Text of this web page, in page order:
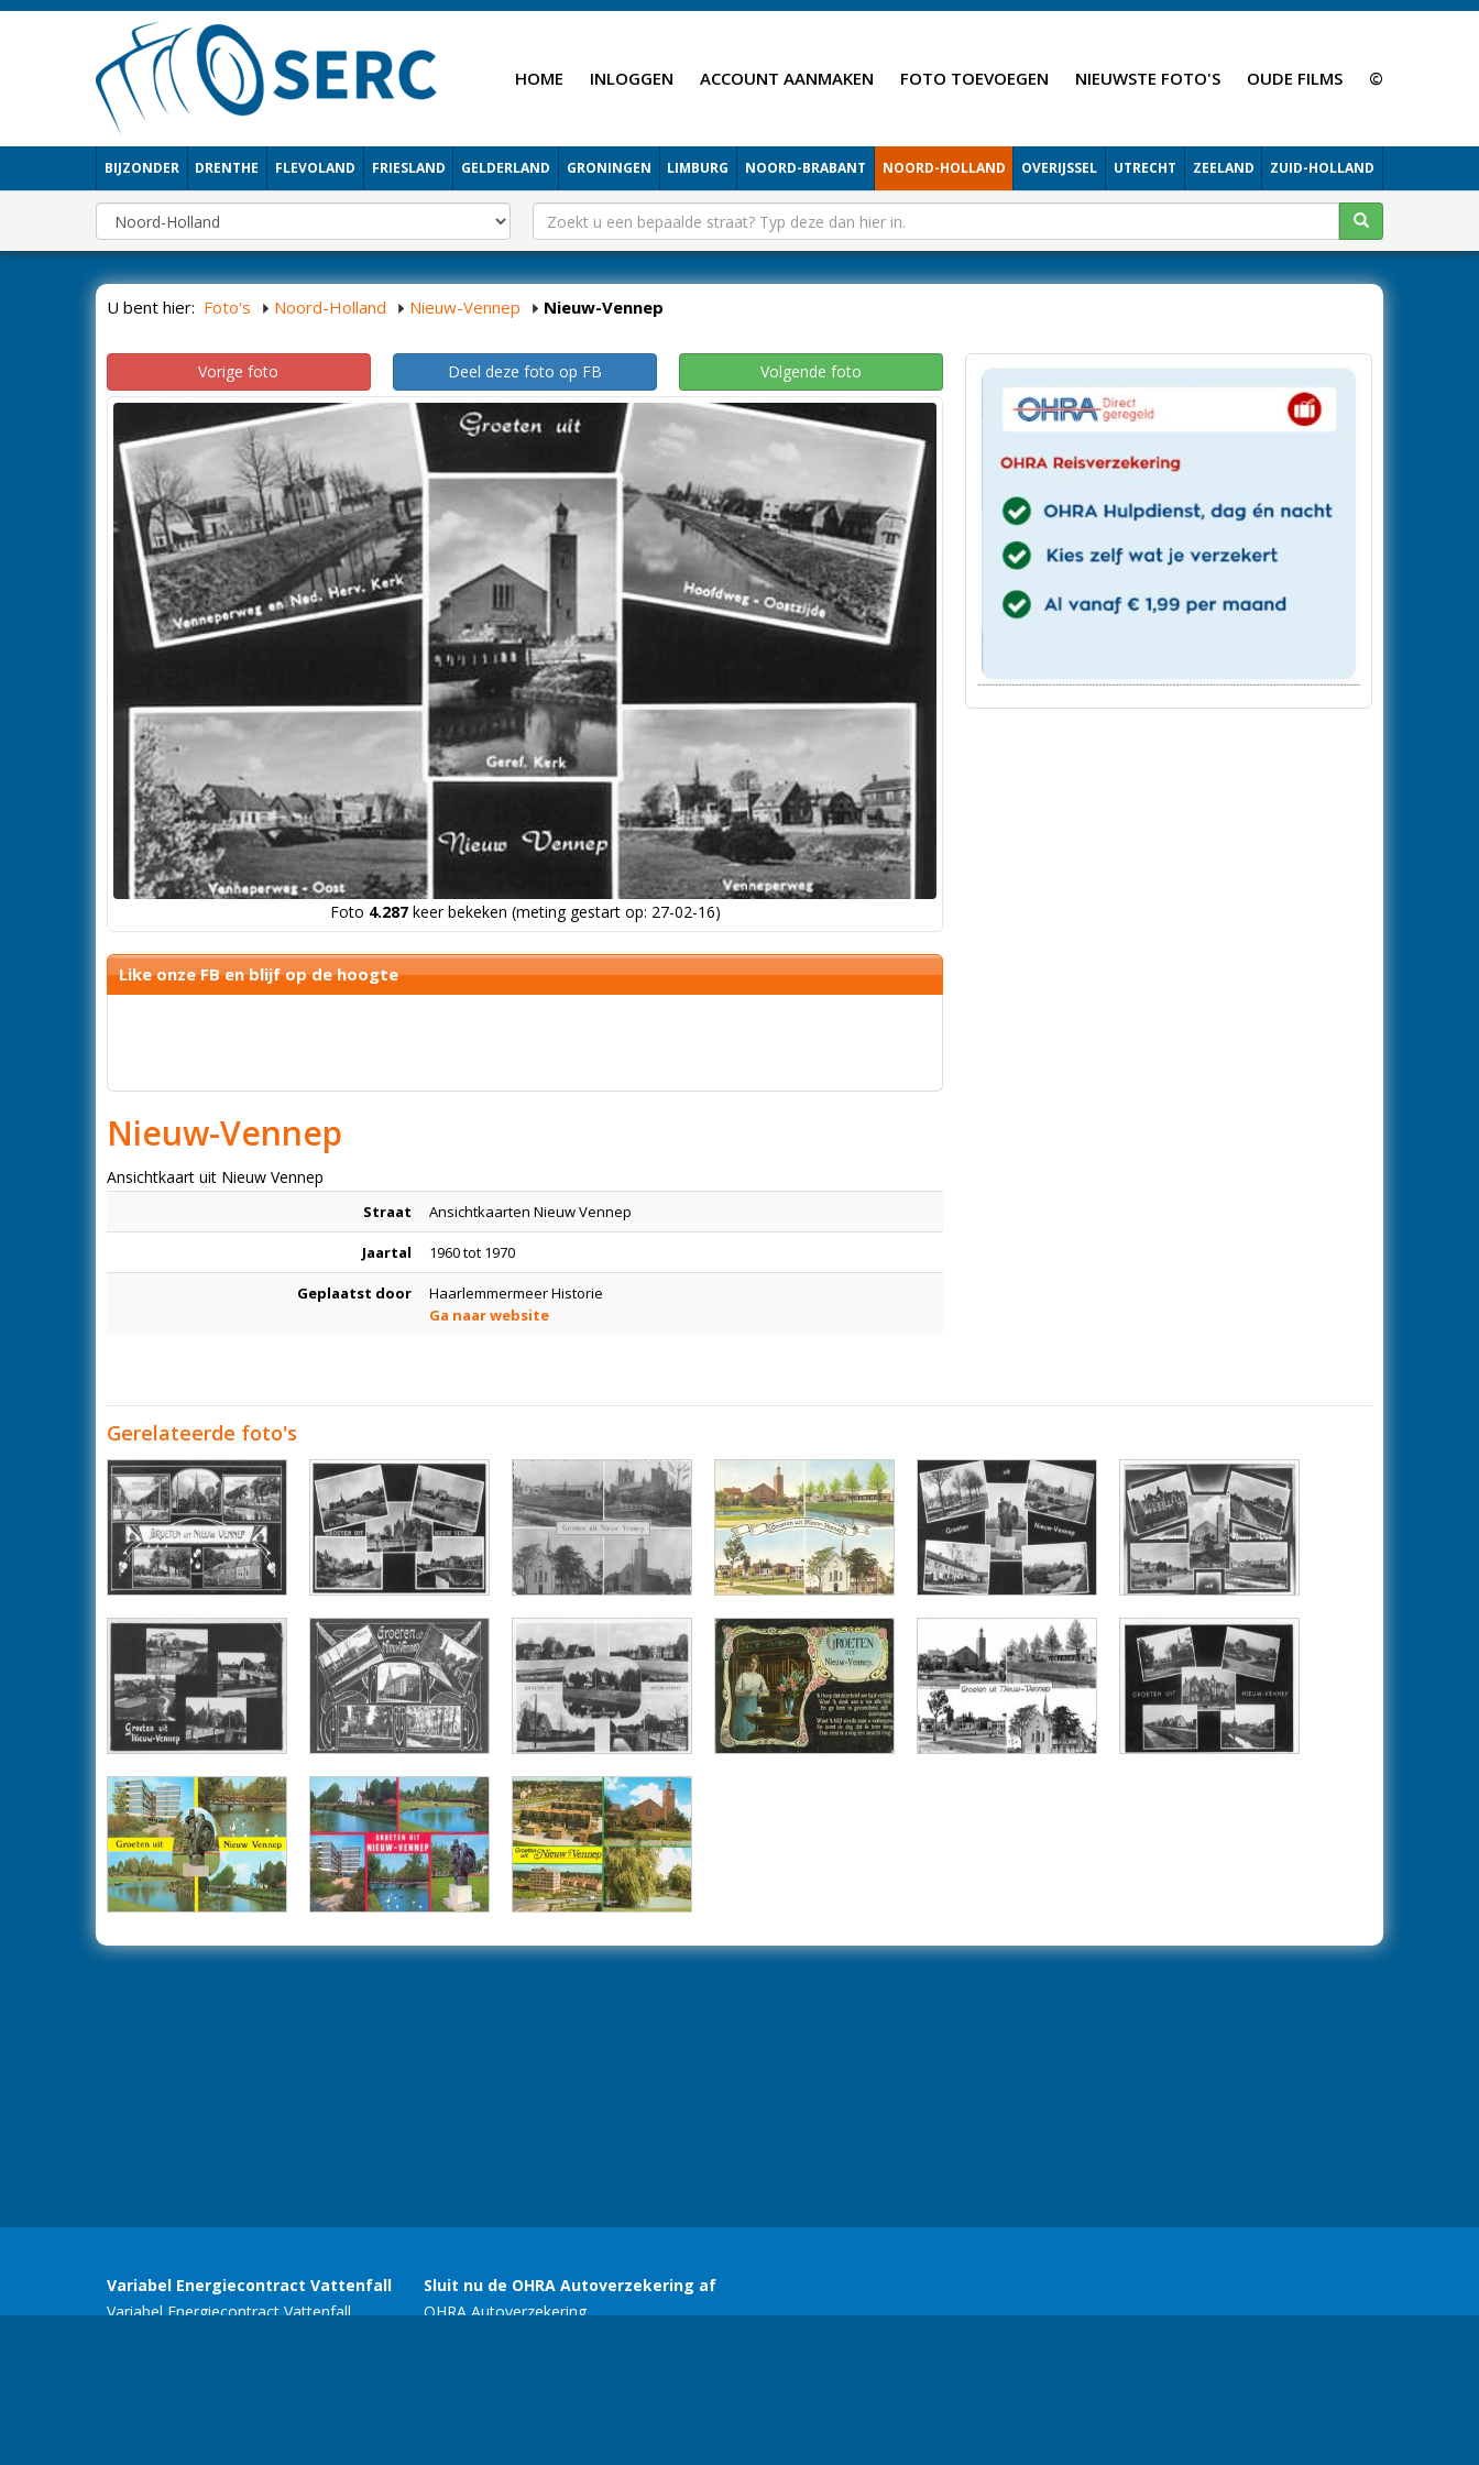
HOME INLOGGEN ACCOUNT AANMAKEN FOTO TOEVOEGEN NIEUWSTE FOTO'S OUDE FILMS ©
BIJZONDER DRENTHE FLEVOLAND FRIESLAND GELDERLAND GRONINGEN LIMBURG NOORD-BRABANT NOORD-HOLLAND OVERIJSSEL UTRECHT ZEELAND ZUID-HOLLAND
U bent hier: Foto's Noord-Holland Nieuw-Vennep Nieuw-Vennep
Vorige foto Deel deze foto op FB Volgende foto
Foto 4.287keer bekeken (meting gestart op: 27-02-16)
Like onze FB en blijf op de hoogte
Nieuw-Vennep
Ansichtkaart uit Nieuw Vennep
Straat Ansichtkaarten Nieuw Vennep
Jaartal 1960 tot 1970
Geplaatst door
Haarlemmermeer Historie
Ga naar website
Gerelateerde foto's